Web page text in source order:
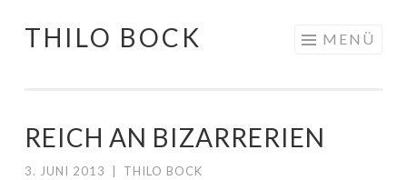
Springe
THILO BOCK MENÜ
REICH AN BIZARRERIEN
3. JUNI 2013 THILO BOCK